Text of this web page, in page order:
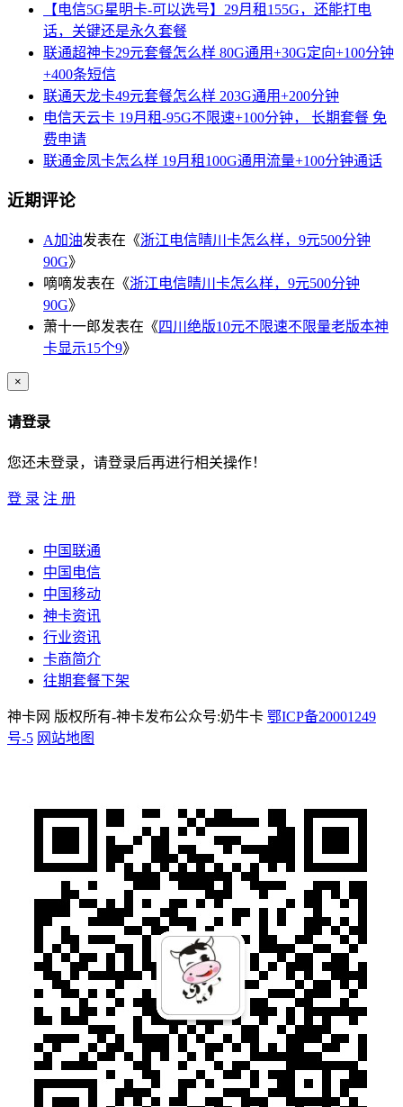
【电信5G星明卡-可以选号】29月租155G，还能打电
话，关键还是永久套餐
联通超神卡29元套餐怎么样 80G通用+30G定向+100分钟
+400条短信
联通天龙卡49元套餐怎么样 203G通用+200分钟
电信天云卡 19月租-95G不限速+100分钟， 长期套餐 免
费申请
联通金凤卡怎么样 19月租100G通用流量+100分钟通话
近期评论
A加油发表在《浙江电信晴川卡怎么样，9元500分钟
90G》
嘀嘀发表在《浙江电信晴川卡怎么样，9元500分钟
90G》
萧十一郎发表在《四川绝版10元不限速不限量老版本神
卡显示15个9》
×
请登录
您还未登录，请登录后再进行相关操作！
登 录 注 册
中国联通
中国电信
中国移动
神卡资讯
行业资讯
卡商简介
往期套餐下架
神卡网 版权所有-神卡发布公众号:奶牛卡 鄂ICP备20001249
号-5 网站地图